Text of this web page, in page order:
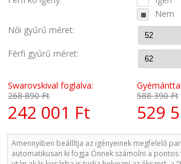
Nem
Női gyűrű méret:
Férfi gyűrű méret:
Swarovskival foglalva:
268 890 Ft
242 001 Ft
588 390 Ft
529
Amennyiben beállítja az igényeinek megfelelő
automatikusan ki fogja Önnek számolni a pontos